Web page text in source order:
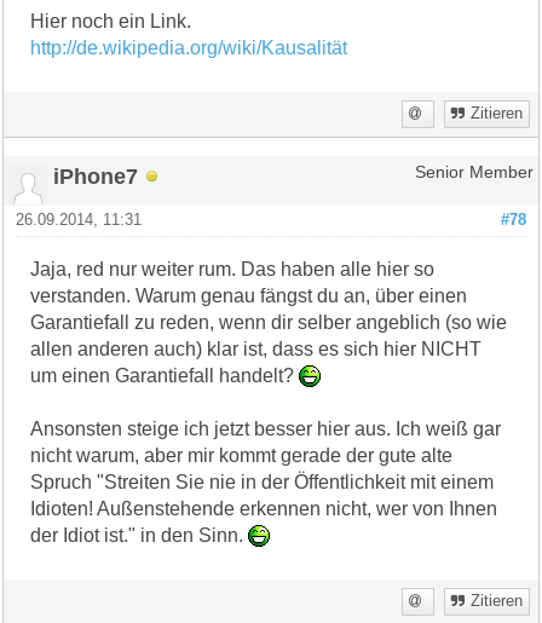
Hier noch ein Link.
http://de.wikipedia.org/wiki/Kausalität
Zitieren
iPhone7 Senior Member
#78
26.09.2014, 11:31
Jaja, red nur weiter rum. Das haben alle hier so
verstanden. Warum genau fängst du an, über einen
Garantiefall zu reden, wenn dir selber angeblich (so wie
allen anderen auch) klar ist, dass es sich hier NICHT
um einen Garantiefall handelt?
Ansonsten steige ich jetzt besser hier aus. Ich weiß gar
nicht warum, aber mir kommt gerade der gute alte
Spruch "Streiten Sie nie in der Öffentlichkeit mit einem
Idioten! Außenstehende erkennen nicht, wer von Ihnen
der Idiot ist." in den Sinn.
Zitieren